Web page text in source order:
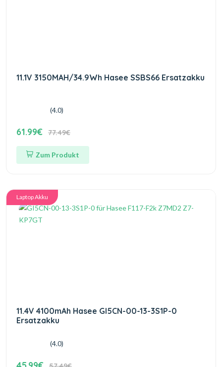
11.1V 3150MAH/34.9Wh Hasee SSBS66 Ersatzakku
(4.0)
61.99€ 77.49€
Zum Produkt
Laptop Akku
11.4V 4100mAh Hasee GI5CN-00-13-3S1P-0
Ersatzakku
(4.0)